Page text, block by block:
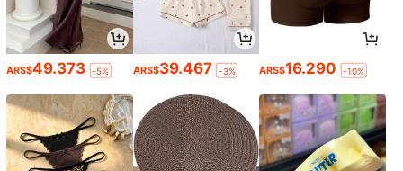
ARS$49.373 -5% ARS$39.467 -3% ARS$16.290 -10%